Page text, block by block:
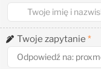
Twoje zapytanie *